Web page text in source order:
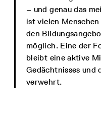
– und genau das
ist vielen
den
möglich. Eine der
bleibt eine aktive
Gedächtnisses und
verwehrt.